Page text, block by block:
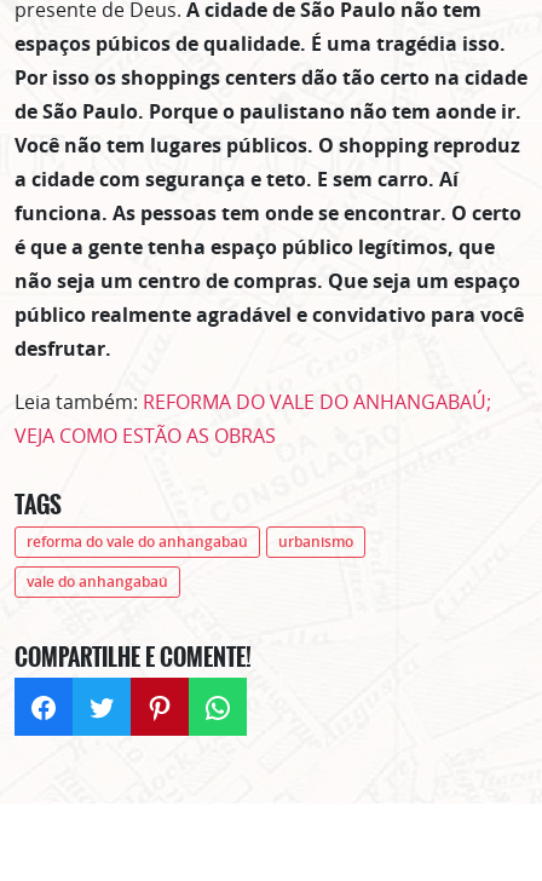
presente de Deus. A cidade de São Paulo não tem
espaços púbicos de qualidade. É uma tragédia isso.
Por isso os shoppings centers dão tão certo na cidade
de São Paulo. Porque o paulistano não tem aonde ir.
Você não tem lugares públicos. O shopping reproduz
a cidade com segurança e teto. E sem carro. Aí
funciona. As pessoas tem onde se encontrar. O certo
é que a gente tenha espaço público legítimos, que
não seja um centro de compras. Que seja um espaço
público realmente agradável e convidativo para você
desfrutar.
Leia também: REFORMA DO VALE DO ANHANGABAÚ;
VEJA COMO ESTÃO AS OBRAS
TAGS
reforma do vale do anhangabaú
urbanismo
vale do anhangabaú
COMPARTILHE E COMENTE!